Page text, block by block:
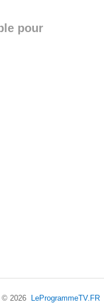
pour
© 2026 LeProgrammeTV.FR